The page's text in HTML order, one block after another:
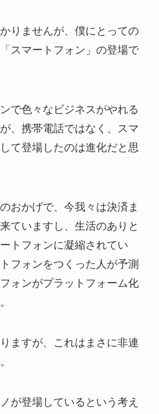
りませんが、僕にとっての
スマートフォン」の登場で
で色々なビジネスがやれる
、携帯電話ではなく、スマ
て登場したのは進化だと思
おかげで、今我々は決済ま
ていますし、生活のありと
トフォンに凝縮されてい
フォンをつくった人が予測
ォンがプラットフォーム化
ますが、これはまさに非連
登場しているという考え